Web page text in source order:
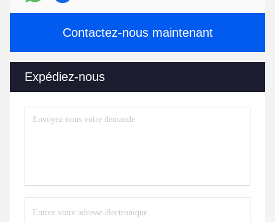
Contactez-nous maintenant
Expédiez-nous